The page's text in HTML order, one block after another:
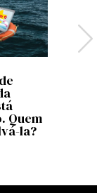
Quem
la?